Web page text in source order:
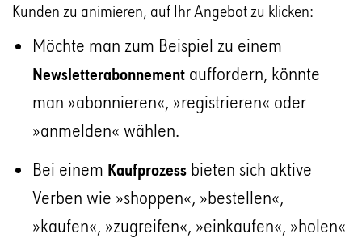
Kunden zu animieren, auf Ihr Angebot zu klicken:
Möchte man zum Beispiel zu einem
Newsletterabonnement auffordern, könnte
man »abonnieren«, »registrieren« oder
»anmelden« wählen.
Bei einem Kaufprozess bieten sich aktive
Verben wie »shoppen«, »bestellen«,
»kaufen«, »zugreifen«, »einkaufen«, »holen«